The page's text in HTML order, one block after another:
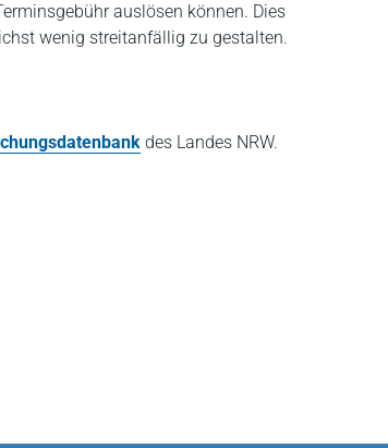
auslösen können. Dies
wenig streitanfällig zu gestalten.
des Landes NRW.